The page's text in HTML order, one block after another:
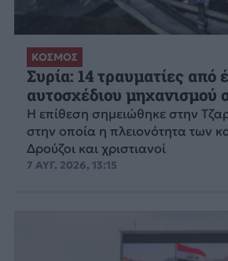
ΚΟΣΜΟΣ
Συρία: 14 τραυματίες από
αυτοσχέδιου μηχανισμού
Η επίθεση σημειώθηκε στην
στην οποία η πλειονότητα των
Δρούζοι και χριστιανοί
7 ΑΥΓ. 2026, 13:15